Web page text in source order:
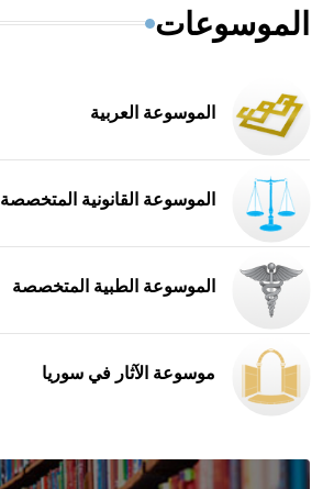
الموسوعات
الموسوعة العربية
الموسوعة القانونية المتخصصة
الموسوعة الطبية المتخصصة
موسوعة الآثار في سوريا